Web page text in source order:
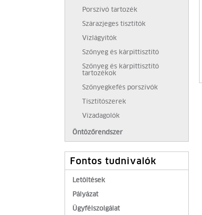
Porszívó tartozék
Szárazjeges tisztítók
Vízlágyítók
Szőnyeg és kárpittisztító
Szőnyeg és kárpittisztító
tartozékok
Szőnyegkefés porszívók
Tisztítószerek
Vízadagolók
Öntözőrendszer
Fontos tudnivalók
Letöltések
Pályázat
Ügyfélszolgálat